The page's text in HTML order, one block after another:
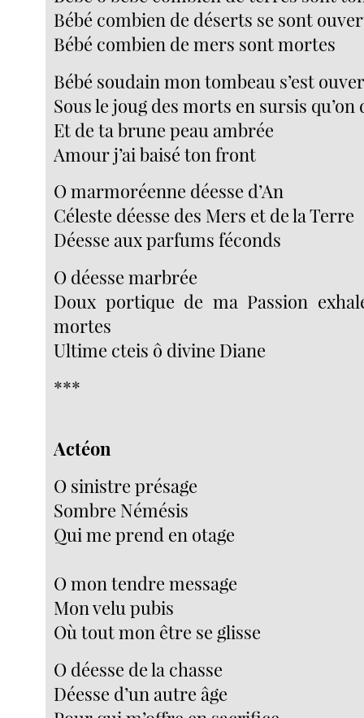
Bébé combien de déserts se sont
Bébé combien de mers sont mortes
Bébé soudain mon tombeau s’est
Sous le joug des morts en sursis
Et de ta brune peau ambrée
Amour j’ai baisé ton front
O marmoréenne déesse d’An
Céleste déesse des Mers et de la Terre
Déesse aux parfums féconds
O déesse marbrée
Doux portique de ma Passion
mortes
Ultime cteis ô divine Diane
***
Actéon
O sinistre présage
Sombre Némésis
Qui me prend en otage
O mon tendre message
Mon velu pubis
Où tout mon être se glisse
O déesse de la chasse
Déesse d’un autre âge